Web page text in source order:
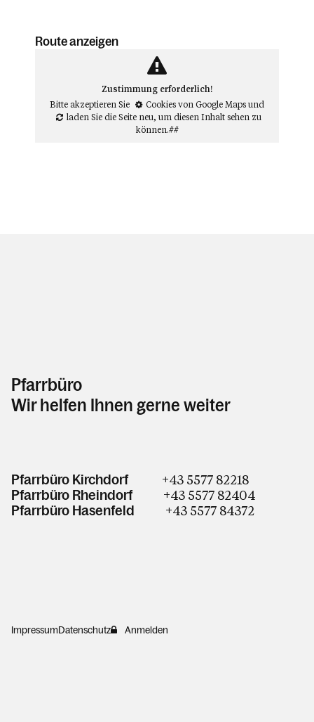
Route anzeigen
Zustimmung erforderlich!
Bitte akzeptieren Sie
Cookies von Google Mapsund
laden Sie die Seite neu, um diesen Inhalt sehen zu
können.##
Pfarrbüro
Wir helfen Ihnen gerne weiter
Pfarrbüro Kirchdorf +43 5577 82218
Pfarrbüro Rheindorf+43 5577 82404
Pfarrbüro Hasenfeld +43 5577 84372
ImpressumDatenschutz Anmelden